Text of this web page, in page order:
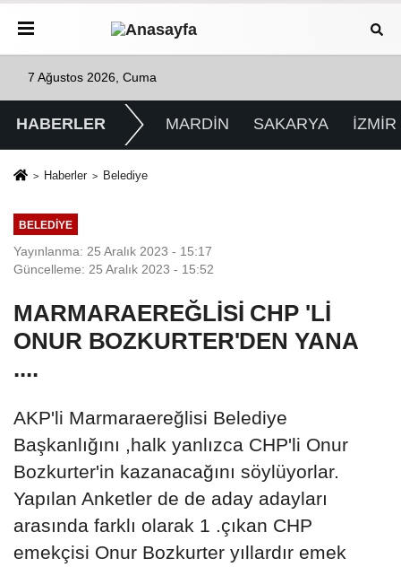
7 Ağustos 2026, Cuma
HABERLER MARDİN SAKARYA İZMİR
Haberler Belediye
BELEDIYE
Yayınlanma: 25 Aralık 2023 - 15:17
Güncelleme: 25 Aralık 2023 - 15:52
MARMARAEREĞLİSİ CHP 'Lİ
ONUR BOZKURTER'DEN YANA
....
AKP'li Marmaraereğlisi Belediye
Başkanlığını ,halk yanlızca CHP'li Onur
Bozkurter'in kazanacağını söylüyorlar.
Yapılan Anketler de de aday adayları
arasında farklı olarak 1 .çıkan CHP
emekçisi Onur Bozkurter yıllardır emek